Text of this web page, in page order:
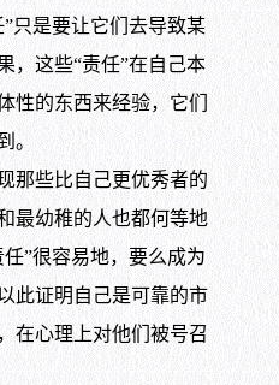
是要让它们去导致某
这些“责任”在自己本
性的东西来经验，它们
。
些比自己更优秀者的
最幼稚的人也都何等地
”很容易地，要么成为
证明自己是可靠的市
在心理上对他们被号召